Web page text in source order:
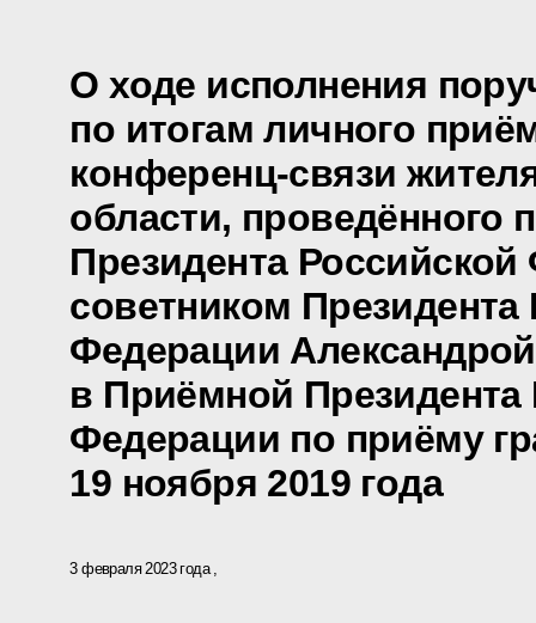
О ходе исполнения
по итогам личного
конференц-связи
области, проведённого
Президента
советником Президента
Федерации
в Приёмной Президента
Федерации по приёму
19 ноября 2019 года
3 февраля 2023 года